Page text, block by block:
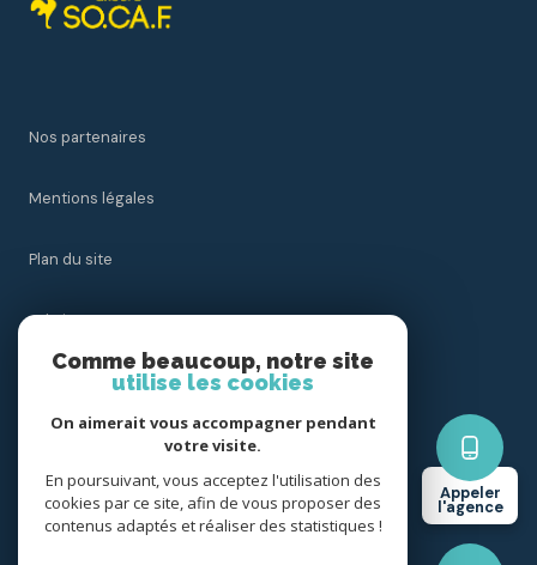
Appeler
l'agence
Nos partenaires
Mentions légales
Plan du site
Admin
Nos honoraires
Cookies
Comme beaucoup, notre site
utilise les cookies
On aimerait vous accompagner pendant
votre visite.
En poursuivant, vous acceptez l'utilisation des
cookies par ce site, afin de vous proposer des
contenus adaptés et réaliser des statistiques !